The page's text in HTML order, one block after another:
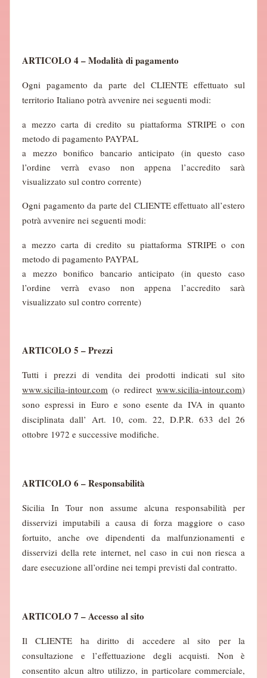
ARTICOLO 4 – Modalità di pagamento
Ogni pagamento da parte del CLIENTE effettuato sul
territorio Italiano potrà avvenire nei seguenti modi:
a mezzo carta di credito su piattaforma STRIPE o con
metodo di pagamento PAYPAL
a mezzo bonifico bancario anticipato (in questo caso
l’ordine verrà evaso non appena l’accredito sarà
visualizzato sul contro corrente)
Ogni pagamento da parte del CLIENTE effettuato all’estero
potrà avvenire nei seguenti modi:
a mezzo carta di credito su piattaforma STRIPE o con
metodo di pagamento PAYPAL
a mezzo bonifico bancario anticipato (in questo caso
l’ordine verrà evaso non appena l’accredito sarà
visualizzato sul contro corrente)
ARTICOLO 5 – Prezzi
Tutti i prezzi di vendita dei prodotti indicati sul sito
www.sicilia-intour.com (o redirect www.sicilia-intour.com)
sono espressi in Euro e sono esente da IVA in quanto
disciplinata dall’ Art. 10, com. 22, D.P.R. 633 del 26
ottobre 1972 e successive modifiche​.
ARTICOLO 6 – Responsabilità
Sicilia In Tour non assume alcuna responsabilità per
disservizi imputabili a causa di forza maggiore o caso
fortuito, anche ove dipendenti da malfunzionamenti e
disservizi della rete internet, nel caso in cui non riesca a
dare esecuzione all’ordine nei tempi previsti dal contratto.
ARTICOLO 7 – Accesso al sito
Il CLIENTE ha diritto di accedere al sito per la
consultazione e l’effettuazione degli acquisti. Non è
consentito alcun altro utilizzo, in particolare commerciale,